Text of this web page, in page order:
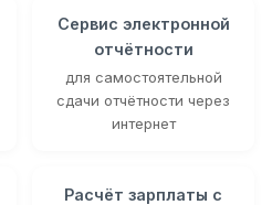
Сервис электронной
отчётности
для самостоятельной
сдачи отчётности через
интернет
Расчёт зарплаты с